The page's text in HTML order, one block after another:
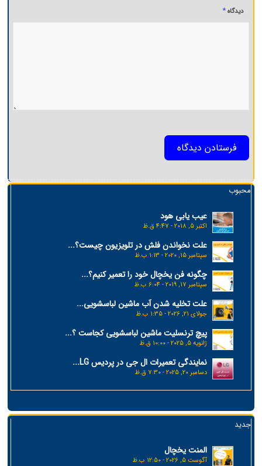
دیدگاه*
محبوب
عیب یابی هود
اکتبر 5, 2018 - 4:47 ق.ظ
علت نخواندن فلش در تلویزیون چیست؟...
سپتامبر 15, 2020 - 1:13 ب.ظ
چگونه فن یخچال خود را تعمیر کنیم؟...
سپتامبر 17, 2019 - 6:04 ب.ظ
علت تخلیه شدن آب ماشین لباسشویی...
جولای 21, 2026 - 1:35 ب.ظ
پیچ ترنسلیت ماشین لباسشویی کجاست ؟...
ژانویه 5, 2025 - 10:00 ق.ظ
نمایندگی تعمیرات ال جی در پردیس LG...
دسامبر 20, 2025 - 7:30 ق.ظ
جدید
المنت یخچال
آگوست 5, 2026 - 12:50 ب.ظ